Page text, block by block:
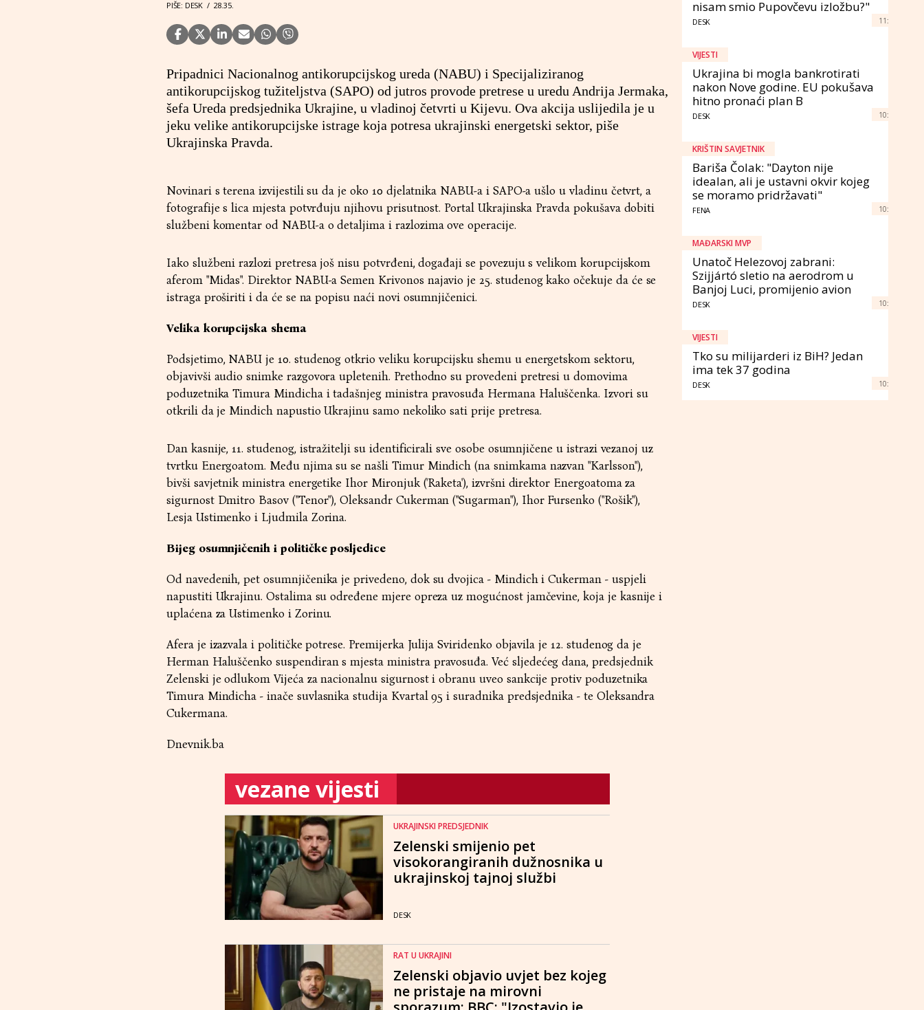
PIŠE: DESK / 28.35.
Pripadnici Nacionalnog antikorupcijskog ureda (NABU) i Specijaliziranog
antikorupcijskog tužiteljstva (SAPO) od jutros provode pretrese u uredu Andrija Jermaka,
šefa Ureda predsjednika Ukrajine, u vladinoj četvrti u Kijevu. Ova akcija uslijedila je u
jeku velike antikorupcijske istrage koja potresa ukrajinski energetski sektor, piše
Ukrajinska Pravda.
Novinari s terena izvijestili su da je oko 10 djelatnika NABU-a i SAPO-a ušlo u vladinu četvrt, a
fotografije s lica mjesta potvrđuju njihovu prisutnost. Portal Ukrajinska Pravda pokušava dobiti
službeni komentar od NABU-a o detaljima i razlozima ove operacije.
Iako službeni razlozi pretresa još nisu potvrđeni, događaji se povezuju s velikom korupcijskom
aferom "Midas". Direktor NABU-a Semen Krivonos najavio je 25. studenog kako očekuje da će se
istraga proširiti i da će se na popisu naći novi osumnjičenici.
Velika korupcijska shema
Podsjetimo, NABU je 10. studenog otkrio veliku korupcijsku shemu u energetskom sektoru,
objavivši audio snimke razgovora upletenih. Prethodno su provedeni pretresi u domovima
poduzetnika Timura Mindicha i tadašnjeg ministra pravosuđa Hermana Haluščenka. Izvori su
otkrili da je Mindich napustio Ukrajinu samo nekoliko sati prije pretresa.
Dan kasnije, 11. studenog, istražitelji su identificirali sve osobe osumnjičene u istrazi vezanoj uz
tvrtku Energoatom. Među njima su se našli Timur Mindich (na snimkama nazvan "Karlsson"),
bivši savjetnik ministra energetike Ihor Mironjuk ('Raketa'), izvršni direktor Energoatoma za
sigurnost Dmitro Basov ("Tenor"), Oleksandr Cukerman ("Sugarman"), Ihor Fursenko ("Rošik"),
Lesja Ustimenko i Ljudmila Zorina.
Bijeg osumnjičenih i političke posljedice
Od navedenih, pet osumnjičenika je privedeno, dok su dvojica - Mindich i Cukerman - uspjeli
napustiti Ukrajinu. Ostalima su određene mjere opreza uz mogućnost jamčevine, koja je kasnije i
uplaćena za Ustimenko i Zorinu.
Afera je izazvala i političke potrese. Premijerka Julija Sviridenko objavila je 12. studenog da je
Herman Haluščenko suspendiran s mjesta ministra pravosuđa. Već sljedećeg dana, predsjednik
Zelenski je odlukom Vijeća za nacionalnu sigurnost i obranu uveo sankcije protiv poduzetnika
Timura Mindicha - inače suvlasnika studija Kvartal 95 i suradnika predsjednika - te Oleksandra
Cukermana.
Dnevnik.ba
vezane vijesti
UKRAJINSKI PREDSJEDNIK
Zelenski smijenio pet
visokorangiranih dužnosnika u
ukrajinskoj tajnoj službi
DESK
RAT U UKRAJINI
Zelenski objavio uvjet bez kojeg
ne pristaje na mirovni
nisam smio Pupovčevu izložbu?"
DESK 11:
VIJESTI
Ukrajina bi mogla bankrotirati
nakon Nove godine. EU pokušava
hitno pronaći plan B
DESK 10:
KRIŠTIN SAVJETNIK
Bariša Čolak: "Dayton nije
idealan, ali je ustavni okvir kojeg
se moramo pridržavati"
FENA 10:
MAĐARSKI MVP
Unatoč Helezovoj zabrani:
Szijjártó sletio na aerodrom u
Banjoj Luci, promijenio avion
DESK 10:
VIJESTI
Tko su milijarderi iz BiH? Jedan
ima tek 37 godina
DESK 10: